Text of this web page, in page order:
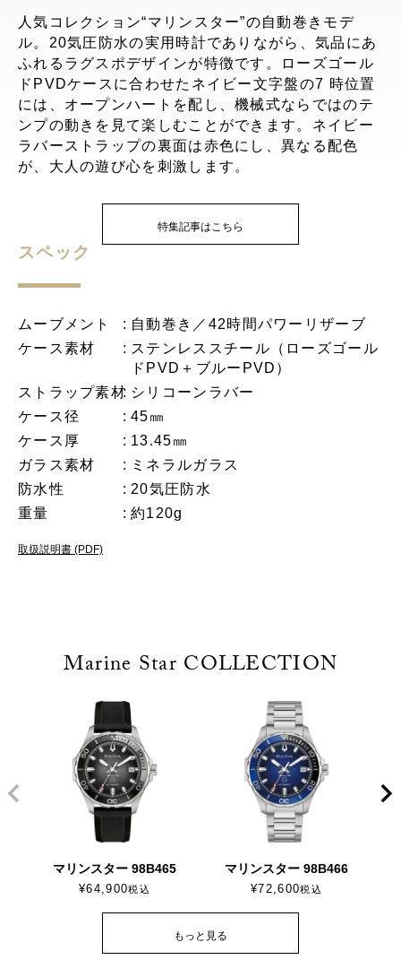
人気コレクション“マリンスター”の自動巻きモデ
ル。20気圧防水の実用時計でありながら、気品にあ
ふれるラグスポデザインが特徴です。ローズゴール
ドPVDケースに合わせたネイビー文字盤の7 時位置
には、オープンハートを配し、機械式ならではのテ
ンプの動きを見て楽しむことができます。ネイビー
ラバーストラップの裏面は赤色にし、異なる配色
が、大人の遊び心を刺激します。
特集記事はこちら
スペック
ムーブメント
自動巻き／42時間パワーリザーブ
ケース素材
ステンレススチール（ローズゴール
ドPVD＋ブルーPVD）
ストラップ素材 シリコーンラバー
ケース径
45㎜
ケース厚
13.45㎜
ガラス素材
ミネラルガラス
防水性
20気圧防水
重量
約120g
取扱説明書 (PDF)
Marine Star COLLECTION
マリンスター 98B465
¥64,900税込
マリンスター 98B466
¥72,600税込
もっと見る